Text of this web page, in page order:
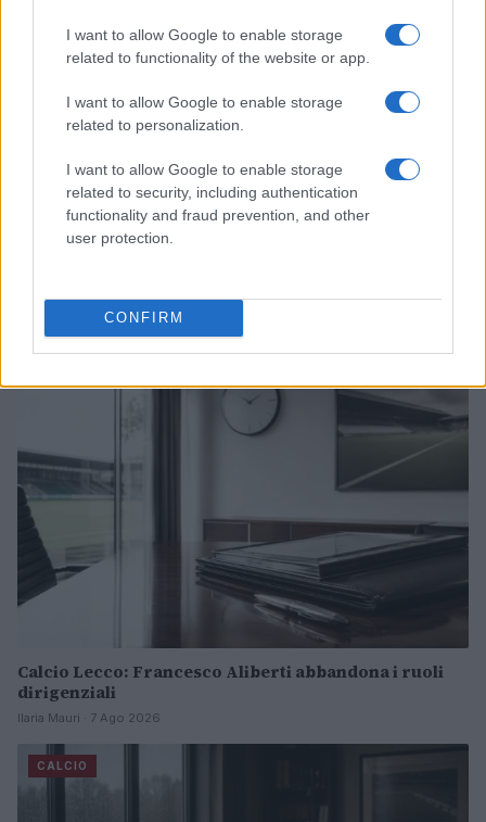
I want to allow Google to enable storage
related to functionality of the website or app.
I want to allow Google to enable storage
related to personalization.
I want to allow Google to enable storage
related to security, including authentication
functionality and fraud prevention, and other
user protection.
CONFIRM
francese
Andrea Conforti · 7 Ago 2026
Calcio Lecco: Francesco Aliberti abbandona i ruoli
dirigenziali
Ilaria Mauri · 7 Ago 2026
CALCIO